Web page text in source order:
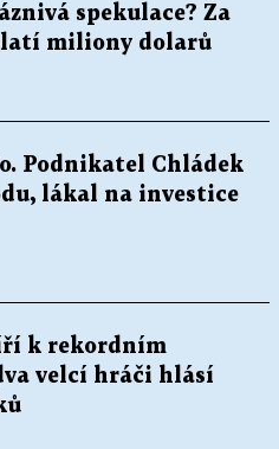
spekulace? Za
miliony dolarů
Podnikatel Chládek
lákal na investice
k rekordním
velcí hráči hlásí